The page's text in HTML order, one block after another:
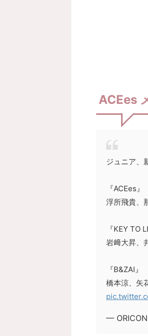
ACEes
ジュニア
『ACEes』
浮所飛貴、
『KEY TO
岩﨑大昇、
『B&ZAI』
橋本涼、矢
—